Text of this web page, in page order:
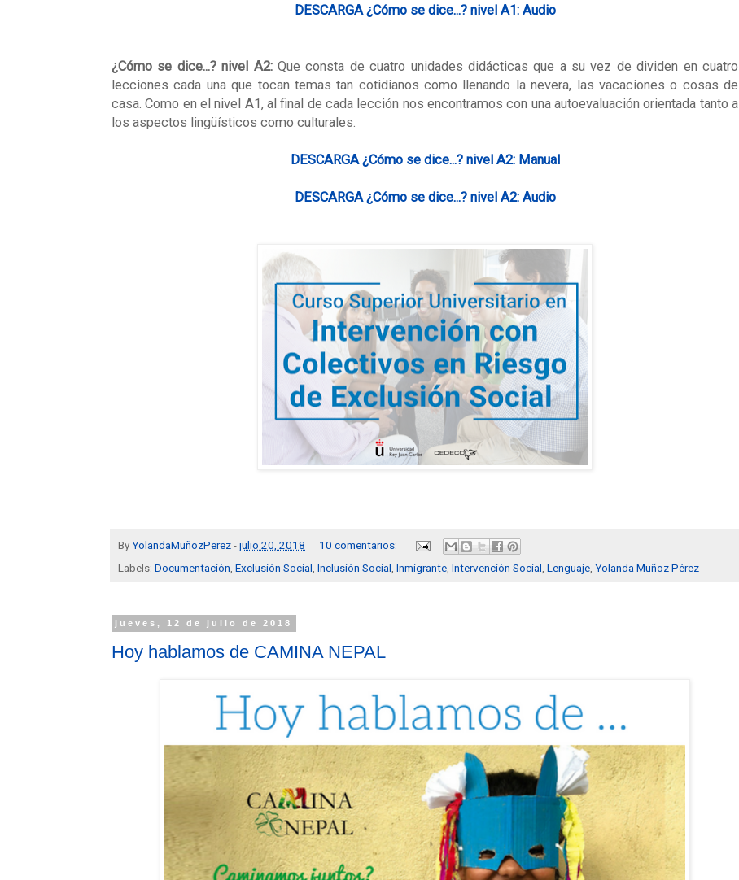
DESCARGA¿Cómo se dice...? nivel A1: Audio
¿Cómo se dice...?nivel A2: Que consta de cuatro unidades didácticas que a su vez de dividen en cuatro
lecciones cada una que tocan temas tan cotidianos como llenando la nevera, las vacaciones o cosas de
casa. Como en el nivel A1, al final de cada lección nos encontramos con una autoevaluación orientada tanto a
los aspectos lingüísticos como culturales.
DESCARGA¿Cómo se dice...? nivel A2: Manual
DESCARGA¿Cómo se dice...? nivel A2: Audio
ByYolandaMuñozPerez-julio 20, 2018
10 comentarios:
Labels: Documentación Exclusión Social Inclusión Social Inmigrante Intervención Social Lenguaje Yolanda Muñoz Pérez
jueves, 12 de julio de 2018
Hoy hablamos de CAMINA NEPAL